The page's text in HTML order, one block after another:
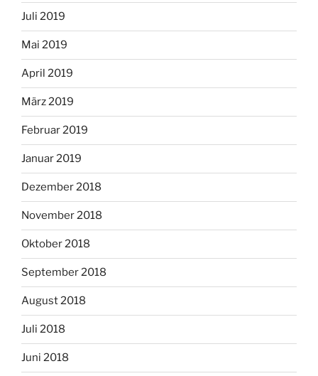
Juli 2019
Mai 2019
April 2019
März 2019
Februar 2019
Januar 2019
Dezember 2018
November 2018
Oktober 2018
September 2018
August 2018
Juli 2018
Juni 2018